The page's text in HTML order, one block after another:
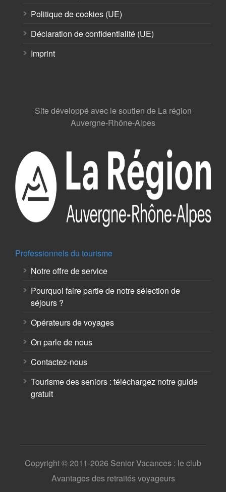
Politique de cookies (UE)
Déclaration de confidentialité (UE)
Imprint
Site développé avec le soutien de La région
Auvergne-Rhône-Alpes
Professionnels du tourisme
Notre offre de service
Pourquoi faire partie de notre sélection de
séjours ?
Opérateurs de voyages
On parle de nous
Contactez-nous
Tourisme des seniors : téléchargez notre guide
gratuit
Copyright © 2011-2026 Senior Vacances : le club
Avantages des retraités voyageurs